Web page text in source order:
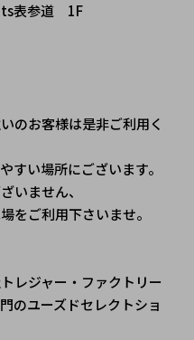
表参道　1F
のお客様は是非ご利用く
すい場所にございます。
いません、
をご利用下さいませ。
レジャー・ファクトリー
のユーズドセレクトショ